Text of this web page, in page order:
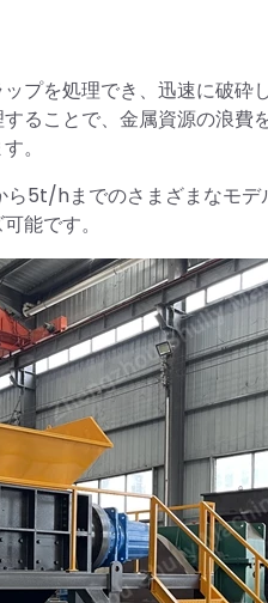
プを処理でき、迅速に破砕
ることで、金属資源の浪費
。
5t/hまでのさまざまなモデ
能です。